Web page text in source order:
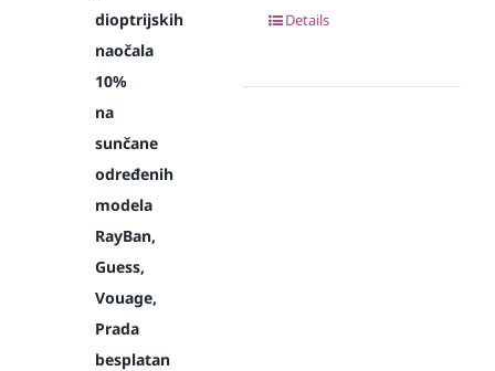
dioptrijskih
naočala
10%
na
sunčane
određenih
modela
RayBan,
Guess,
Vouage,
Prada
besplatan
Details